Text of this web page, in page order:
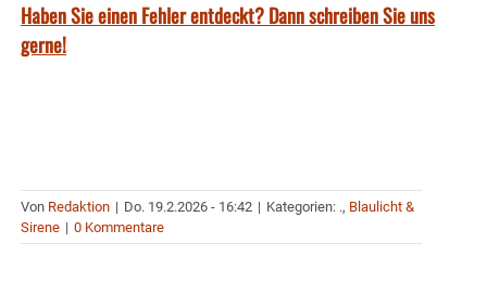
Haben Sie einen Fehler entdeckt? Dann schreiben Sie uns
gerne!
Von Redaktion | Do. 19.2.2026 - 16:42 | Kategorien: ., Blaulicht &
Sirene | 0 Kommentare